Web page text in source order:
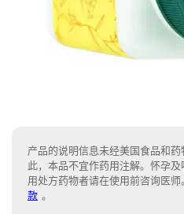
产品的说明信息未经美国食品和
此，本品不宜作药用注解。怀孕
用处方药物者请在使用前咨询医
款 。